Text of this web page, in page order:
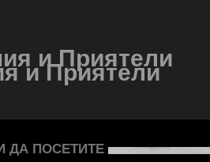
и Приятели
ДА ПОСЕТИТЕ